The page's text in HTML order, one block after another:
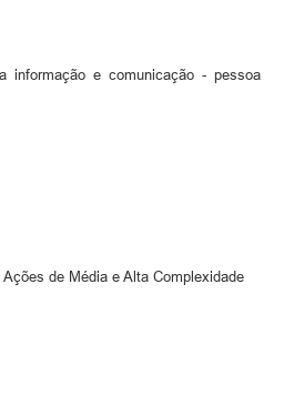
informação e comunicação - pessoa
de Média e Alta Complexidade